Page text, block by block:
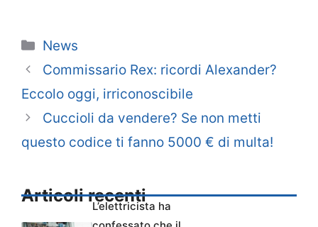
Categorie
News
Commissario Rex: ricordi Alexander?
Eccolo oggi, irriconoscibile
Cuccioli da vendere? Se non metti
questo codice ti fanno 5000 € di multa!
Articoli recenti
L’elettricista ha